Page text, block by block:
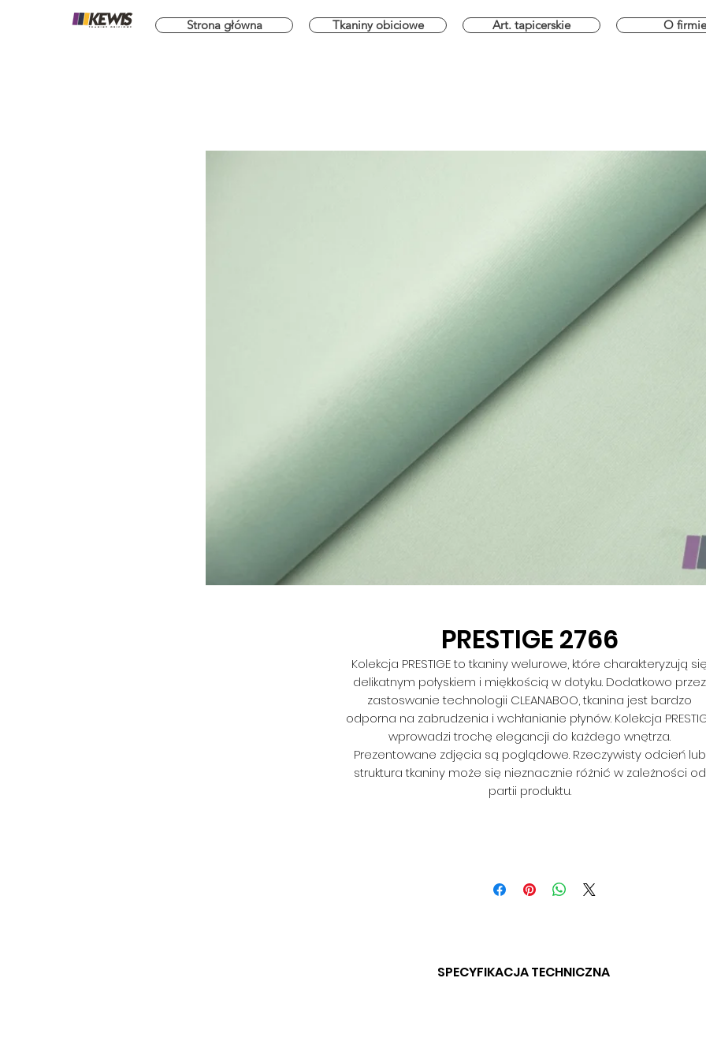
Strona główna Tkaniny obiciowe Art. tapicerskie O firmie
PRESTIGE 2766
Kolekcja PRESTIGE to tkaniny welurowe, które charakteryzują
delikatnym połyskiem i miękkością w dotyku. Dodatkowo przez
zastoswanie technologii CLEANABOO, tkanina jest bardzo
odporna na zabrudzenia i wchłanianie płynów. Kolekcja
wprowadzi trochę elegancji do każdego wnętrza.
Prezentowane zdjęcia są poglądowe. Rzeczywisty odcień lub
struktura tkaniny może się nieznacznie różnić w zależności od
partii produktu.
SPECYFIKACJA TECHNICZNA